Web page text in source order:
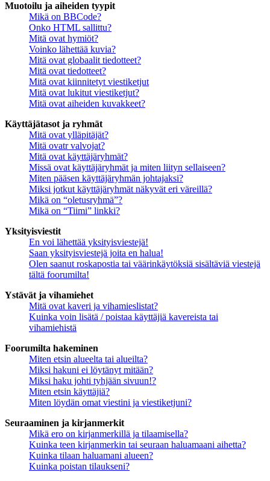
Muotoilu ja aiheiden tyypit
Mikä on BBCode?
Onko HTML sallittu?
Mitä ovat hymiöt?
Voinko lähettää kuvia?
Mitä ovat globaalit tiedotteet?
Mitä ovat tiedotteet?
Mitä ovat kiinnitetyt viestiketjut
Mitä ovat lukitut viestiketjut?
Mitä ovat aiheiden kuvakkeet?
Käyttäjätasot ja ryhmät
Mitä ovat ylläpitäjät?
Mitä ovatr valvojat?
Mitä ovat käyttäjäryhmät?
Missä ovat käyttäjäryhmät ja miten liityn sellaiseen?
Miten pääsen käyttäjäryhmän johtajaksi?
Miksi jotkut käyttäjäryhmät näkyvät eri väreillä?
Mikä on “oletusryhmä”?
Mikä on “Tiimi” linkki?
Yksityisviestit
En voi lähettää yksityisviestejä!
Saan yksityisviestejä joita en halua!
Olen saanut roskapostia tai väärinkäytöksiä sisältäviä viestejä
tältä foorumilta!
Ystävät ja vihamiehet
Mitä ovat kaveri ja vihamieslistat?
Kuinka voin lisätä / poistaa käyttäjiä kavereista tai
vihamiehistä
Foorumilta hakeminen
Miten etsin alueelta tai alueilta?
Miksi hakuni ei löytänyt mitään?
Miksi haku johti tyhjään sivuun!?
Miten etsin käyttäjiä?
Miten löydän omat viestini ja viestiketjuni?
Seuraaminen ja kirjanmerkit
Mikä ero on kirjanmerkillä ja tilaamisella?
Kuinka teen kirjanmerkin tai seuraan haluamaani aihetta?
Kuinka tilaan haluamani alueen?
Kuinka poistan tilaukseni?